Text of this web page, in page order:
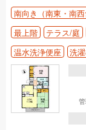
南向き（南東・南西
最上階
テラス/庭
温水洗浄便座
洗